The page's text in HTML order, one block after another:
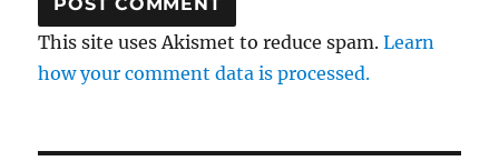
This site uses Akismet to reduce spam.Learn
how your comment data is processed.